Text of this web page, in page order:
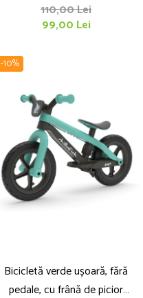
110,00 Lei
99,00 Lei
-10%
Bicicletă verde ușoară, fără
pedale, cu frână de picior